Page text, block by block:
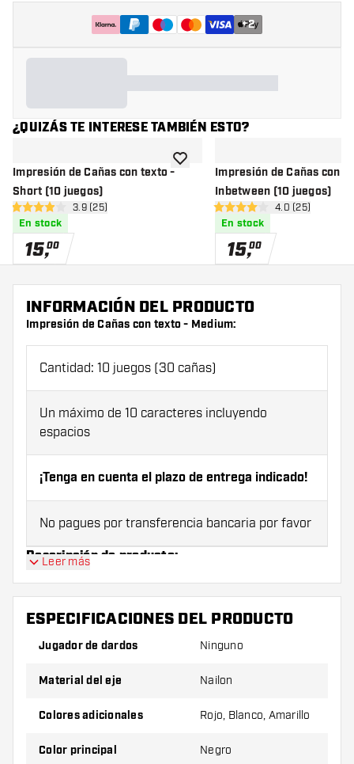
+2
¿QUIZÁS TE INTERESE TAMBIÉN ESTO?
Impresión de Cañas con texto -
Short (10 juegos)
abrir panel de reseñas
3.9 estrellas de puntuación
3.9 (25)
En stock
15,00
añadir a la lista de deseos
Impresión de Cañas con
Inbetween (10 juegos)
abrir panel de
4 estrellas de puntuación
4.0 (25)
En stock
15,00
INFORMACIÓN DEL PRODUCTO
Impresión de Cañas con texto - Medium:
Cantidad: 10 juegos (30 cañas)
Un máximo de 10 caracteres incluyendo
espacios
¡Tenga en cuenta el plazo de entrega indicado!
No pagues por transferencia bancaria por favor
Descripción de producto:
X-short 28 mm
Leer más
ESPECIFICACIONES DEL PRODUCTO
Jugador de dardos Ninguno
Material del eje Nailon
Colores adicionales Rojo, Blanco, Amarillo
Color principal Negro